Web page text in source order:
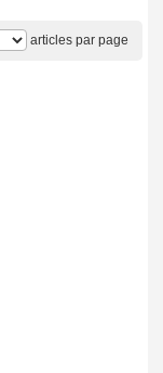
articles par page